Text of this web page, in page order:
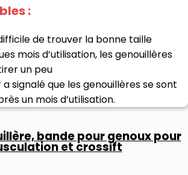
:
de trouver la bonne taille
mois d’utilisation, les genouillères
un peu
signalé que les genouillères se sont
un mois d’utilisation.
bande pour genoux pour
et crossift